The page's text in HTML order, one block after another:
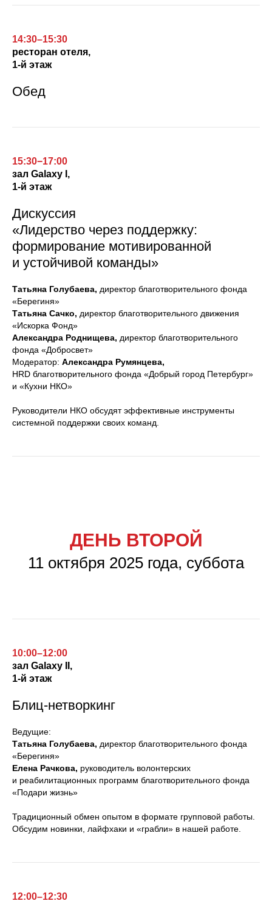
14:30–15:30
ресторан отеля,
1-й этаж
Обед
15:30−17:00
зал Galaxy I,
1-й этаж
Дискуссия
«Лидерство через поддержку:
формирование мотивированной
и устойчивой команды»
Татьяна Голубаева, директор благотворительного фонда
«Берегиня»
Татьяна Сачко, директор благотворительного движения
«Искорка Фонд»
Александра Роднищева, директор благотворительного
фонда «Добросвет»
Модератор: Александра Румянцева,
HRD благотворительного фонда «Добрый город Петербург»
и «Кухни НКО»
Руководители НКО обсудят эффективные инструменты
системной поддержки своих команд.
ДЕНЬ ВТОРОЙ
11 октября 2025 года, суббота
10:00–12:00
зал Galaxy II,
1-й этаж
Блиц-нетворкинг
Ведущие:
Татьяна Голубаева, директор благотворительного фонда
«Берегиня»
Елена Рачкова, руководитель волонтерских
и реабилитационных программ благотворительного фонда
«Подари жизнь»
Традиционный обмен опытом в формате групповой работы.
Обсудим новинки, лайфхаки и «грабли» в нашей работе.
12:00–12:30